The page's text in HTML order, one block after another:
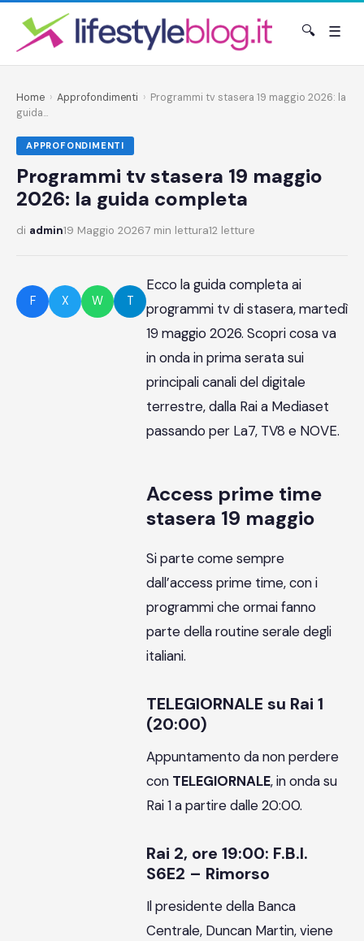
🔍 ☰
Home › Approfondimenti › Programmi tv stasera 19 maggio 2026: la
guida...
APPROFONDIMENTI
Programmi tv stasera 19 maggio
2026: la guida completa
di admin19 Maggio 20267 min lettura12 letture
F X W T
Ecco la guida completa ai
programmi tv di stasera, martedì
19 maggio 2026. Scopri cosa va
in onda in prima serata sui
principali canali del digitale
terrestre, dalla Rai a Mediaset
passando per La7, TV8 e NOVE.
Access prime time
stasera 19 maggio
Si parte come sempre
dall’access prime time, con i
programmi che ormai fanno
parte della routine serale degli
italiani.
TELEGIORNALE su Rai 1
(20:00)
Appuntamento da non perdere
con TELEGIORNALE, in onda su
Rai 1 a partire dalle 20:00.
Rai 2, ore 19:00: F.B.I.
S6E2 – Rimorso
Il presidente della Banca
Centrale, Duncan Martin, viene